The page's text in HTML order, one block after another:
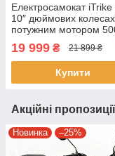
Електросамокат iTrike
10″ дюймових колесах
потужним мотором
19 999 ₴ 21 899 ₴
Купити
Акційні
Новинка –25%